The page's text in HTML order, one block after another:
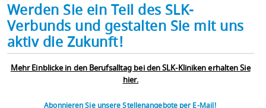
Werden Sie ein Teil des SLK-
Verbunds und gestalten Sie mit uns
aktiv die Zukunft!
Mehr Einblicke in den Berufsalltag bei den SLK-Kliniken erhalten Sie
hier.
Abonnieren Sie unsere Stellenangebote per E-Mail!